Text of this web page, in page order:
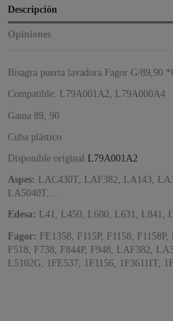
Descripción
Opiniones
Bisagra puerta lavadora Fagor G/89,90
Compatible: L79A001A2, L79A000A4
Gama 89, 90
Cuba plástico
Disponible original L79A001A2
Aspes: LAC430T, LAF382, LA143,
LA5040T,...
Edesa: L41, L450, L600, L631, L841,
Fagor: FE1358, F115P, F1158,
F518, F738, F844P, F948, LAF382,
L5102G, 1FE537, 1F1156, 1F3611IT,